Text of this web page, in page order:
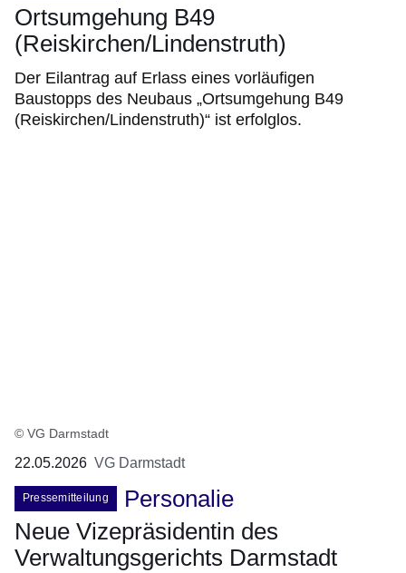
Ortsumgehung B49
(Reiskirchen/Lindenstruth)
Der Eilantrag auf Erlass eines vorläufigen
Baustopps des Neubaus „Ortsumgehung B49
(Reiskirchen/Lindenstruth)“ ist erfolglos.
© VG Darmstadt
22.05.2026 VG Darmstadt
Pressemitteilung
Personalie
Neue Vizepräsidentin des
Verwaltungsgerichts Darmstadt